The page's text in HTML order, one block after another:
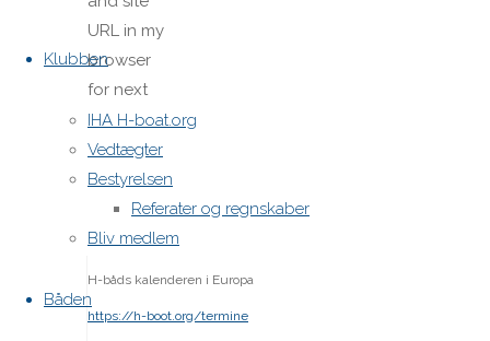
Klubben
IHA H-boat.org
Vedtægter
Bestyrelsen
Referater og regnskaber
Bliv medlem
Båden
URL in my
browser
for next
time I
post a
comment.
H-båds kalenderen i Europa
https://h-boot.org/termine